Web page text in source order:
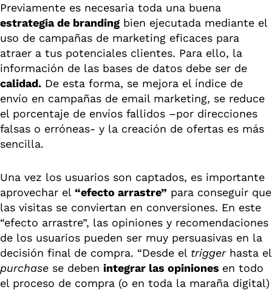
Previamente es necesaria toda una buena
estrategia de branding bien ejecutada mediante el
uso de campañas de marketing eficaces para
atraer a tus potenciales clientes. Para ello, la
información de las bases de datos debe ser de
calidad. De esta forma, se mejora el índice de
envío en campañas de email marketing, se reduce
el porcentaje de envíos fallidos –por direcciones
falsas o erróneas- y la creación de ofertas es más
sencilla.
Una vez los usuarios son captados, es importante
aprovechar el “efecto arrastre” para conseguir que
las visitas se conviertan en conversiones. En este
“efecto arrastre”, las opiniones y recomendaciones
de los usuarios pueden ser muy persuasivas en la
decisión final de compra. “Desde el triggerhasta el
purchase se deben integrar las opiniones en todo
el proceso de compra (o en toda la maraña digital)